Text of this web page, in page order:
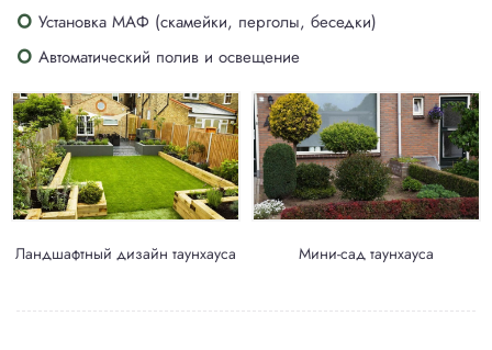
Установка МАФ (скамейки, перголы, беседки)
Автоматический полив и освещение
Ландшафтный дизайн таунхауса Мини-сад таунхауса